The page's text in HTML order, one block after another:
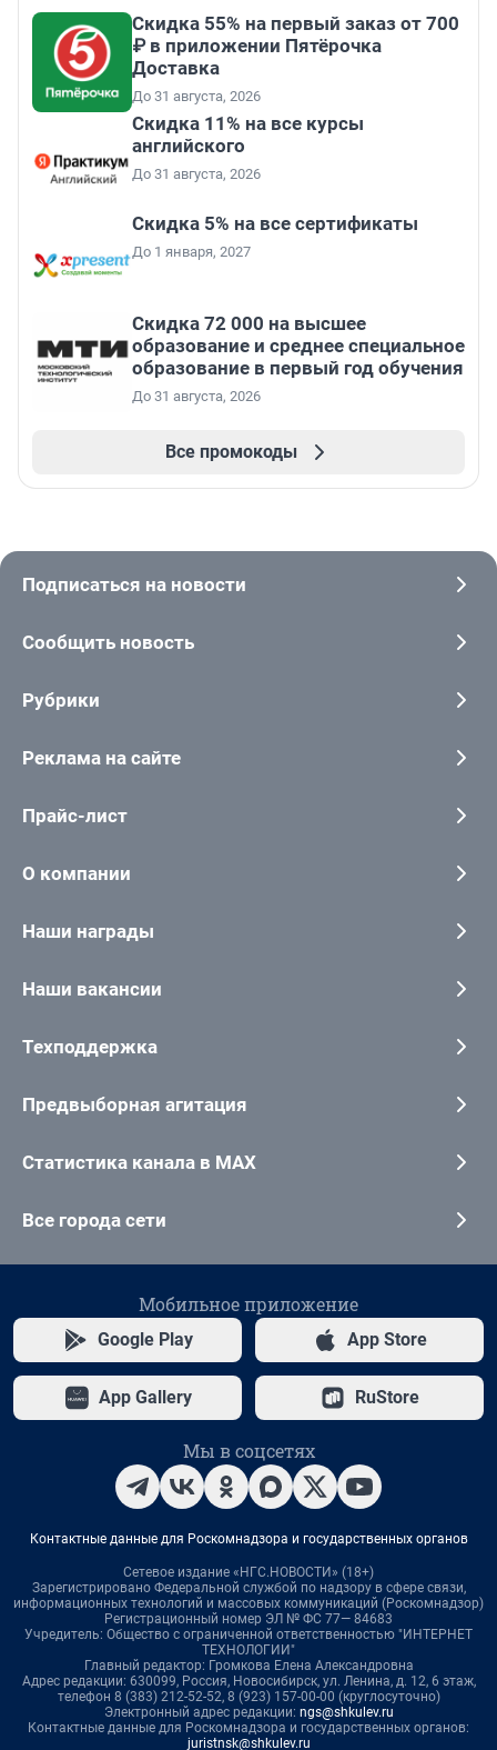
Скидка 55% на первый заказ от 700
₽ в приложении Пятёрочка
Доставка
До 31 августа, 2026
Скидка 11% на все курсы
английского
До 31 августа, 2026
Скидка 5% на все сертификаты
До 1 января, 2027
Скидка 72 000 на высшее
образование и среднее специальное
образование в первый год обучения
До 31 августа, 2026
Все промокоды
Подписаться на новости
Сообщить новость
Рубрики
Реклама на сайте
Прайс-лист
О компании
Наши награды
Наши вакансии
Техподдержка
Предвыборная агитация
Статистика канала в MAX
Все города сети
Мобильное приложение
Google Play App Store
App Gallery RuStore
Мы в соцсетях
Контактные данные для Роскомнадзора и государственных органов
Сетевое издание «НГС.НОВОСТИ» (18+)
Зарегистрировано Федеральной службой по надзору в сфере связи,
информационных технологий и массовых коммуникаций (Роскомнадзор)
Регистрационный номер ЭЛ № ФС 77— 84683
Учредитель: Общество с ограниченной ответственностью "ИНТЕРНЕТ
ТЕХНОЛОГИИ"
Главный редактор: Громкова Елена Александровна
Адрес редакции: 630099, Россия, Новосибирск, ул. Ленина, д. 12, 6 этаж,
телефон 8 (383) 212-52-52, 8 (923) 157-00-00 (круглосуточно)
Электронный адрес редакции: ngs@shkulev.ru
Контактные данные для Роскомнадзора и государственных органов:
juristnsk@shkulev.ru